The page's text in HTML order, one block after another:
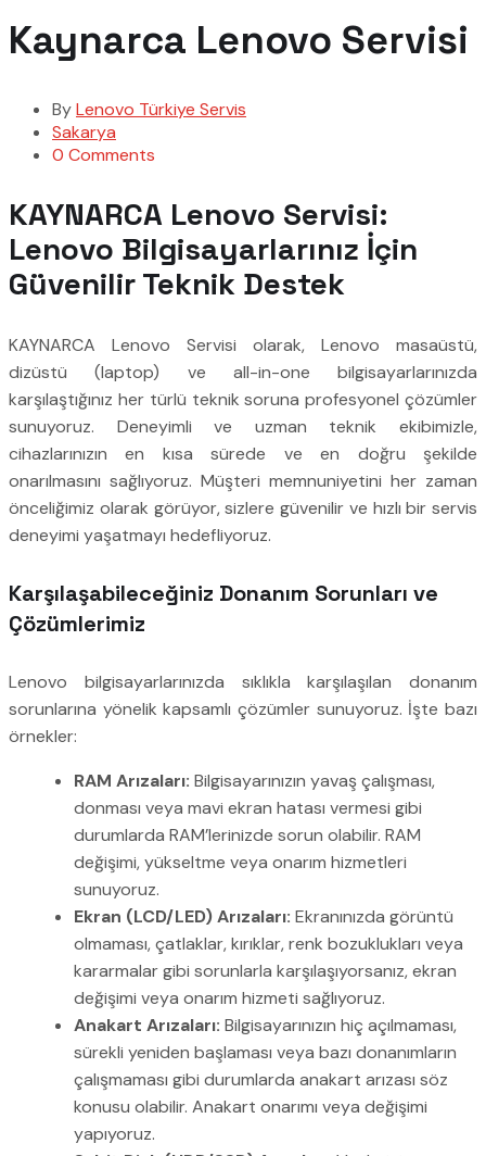
Kaynarca Lenovo Servisi
ByLenovo Türkiye Servis
Sakarya
0 Comments
KAYNARCA Lenovo Servisi:
Lenovo Bilgisayarlarınız İçin
Güvenilir Teknik Destek
KAYNARCA Lenovo Servisi olarak, Lenovo masaüstü,
dizüstü (laptop) ve all-in-one bilgisayarlarınızda
karşılaştığınız her türlü teknik soruna profesyonel çözümler
sunuyoruz. Deneyimli ve uzman teknik ekibimizle,
cihazlarınızın en kısa sürede ve en doğru şekilde
onarılmasını sağlıyoruz. Müşteri memnuniyetini her zaman
önceliğimiz olarak görüyor, sizlere güvenilir ve hızlı bir servis
deneyimi yaşatmayı hedefliyoruz.
Karşılaşabileceğiniz Donanım Sorunları ve
Çözümlerimiz
Lenovo bilgisayarlarınızda sıklıkla karşılaşılan donanım
sorunlarına yönelik kapsamlı çözümler sunuyoruz. İşte bazı
örnekler:
RAM Arızaları: Bilgisayarınızın yavaş çalışması,
donması veya mavi ekran hatası vermesi gibi
durumlarda RAM’lerinizde sorun olabilir. RAM
değişimi, yükseltme veya onarım hizmetleri
sunuyoruz.
Ekran (LCD/LED) Arızaları: Ekranınızda görüntü
olmaması, çatlaklar, kırıklar, renk bozuklukları veya
kararmalar gibi sorunlarla karşılaşıyorsanız, ekran
değişimi veya onarım hizmeti sağlıyoruz.
Anakart Arızaları: Bilgisayarınızın hiç açılmaması,
sürekli yeniden başlaması veya bazı donanımların
çalışmaması gibi durumlarda anakart arızası söz
konusu olabilir. Anakart onarımı veya değişimi
yapıyoruz.